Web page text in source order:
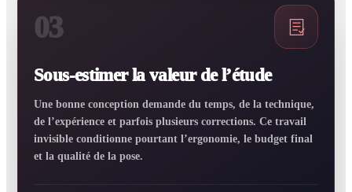
03
Sous-estimer la valeur de l’étude
Une bonne conception demande du temps, de la technique,
de l’expérience et parfois plusieurs corrections. Ce travail
invisible conditionne pourtant l’ergonomie, le budget final
et la qualité de la pose.